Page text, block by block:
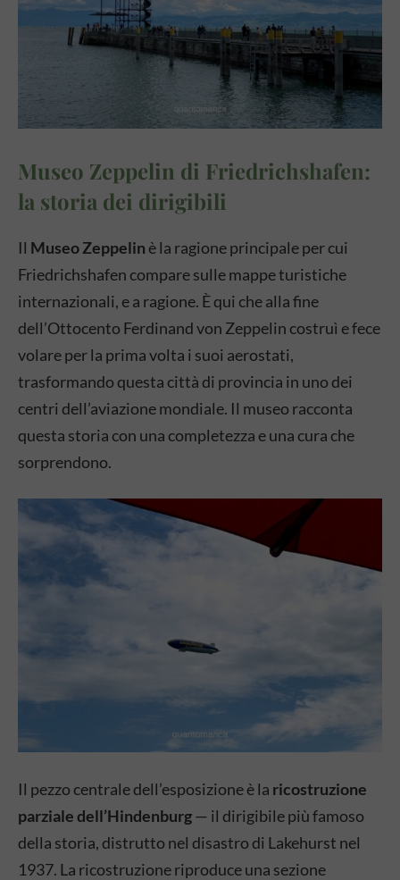
Museo Zeppelin di Friedrichshafen:
la storia dei dirigibili
Il Museo Zeppelin è la ragione principale per cui
Friedrichshafen compare sulle mappe turistiche
internazionali, e a ragione. È qui che alla fine
dell’Ottocento Ferdinand von Zeppelin costruì e fece
volare per la prima volta i suoi aerostati,
trasformando questa città di provincia in uno dei
centri dell’aviazione mondiale. Il museo racconta
questa storia con una completezza e una cura che
sorprendono.
Il pezzo centrale dell’esposizione è la ricostruzione
parziale dell’Hindenburg— il dirigibile più famoso
della storia, distrutto nel disastro di Lakehurst nel
1937. La ricostruzione riproduce una sezione